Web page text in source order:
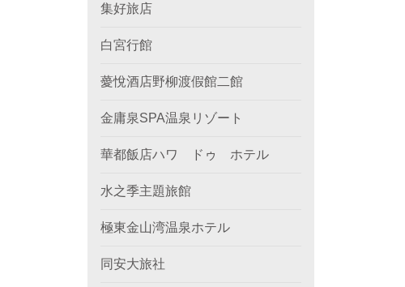
集好旅店
白宮行館
薆悅酒店野柳渡假館二館
金庸泉SPA温泉リゾート
華都飯店ハワ ドゥ ホテル
水之季主題旅館
極東金山湾温泉ホテル
同安大旅社